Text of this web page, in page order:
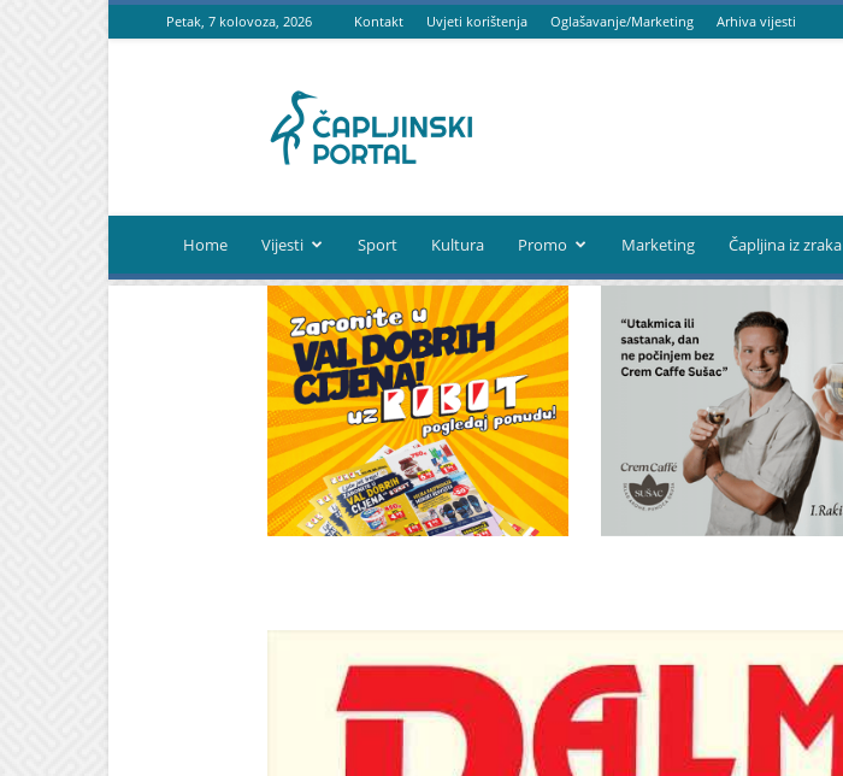
Petak, 7 kolovoza, 2026 Kontakt Uvjeti korištenja Oglašavanje/Marketing Arhiva vijesti
portal
Home Vijesti Sport Kultura Promo Marketing Čapljina iz zraka